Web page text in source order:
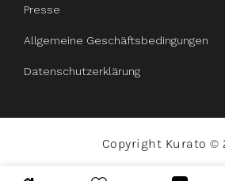
Presse
Allgemeine Geschäftsbedingungen
Datenschutzerklärung
Copyright Kurato ©